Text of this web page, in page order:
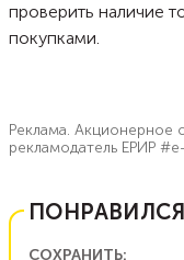
проверить наличие
покупками.
Реклама.
рекламодатель ЕРИР
СОХРАНИТЬ: